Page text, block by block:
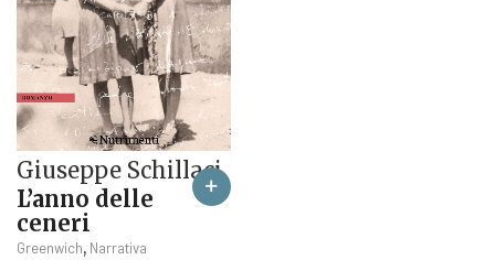
Giuseppe Schillaci
L’anno delle
ceneri
Greenwich, Narrativa